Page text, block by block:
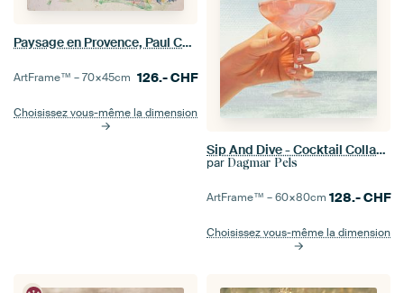
Paysage en Provence, Paul Cézanne
ArtFrame™ –70×45cm 126.-CHF
Choisissez vous-même la dimension
Sip And Dive - Cocktail Collage Art Print
par Dagmar Pels
ArtFrame™ –60×80cm 128.-CHF
Choisissez vous-même la dimension